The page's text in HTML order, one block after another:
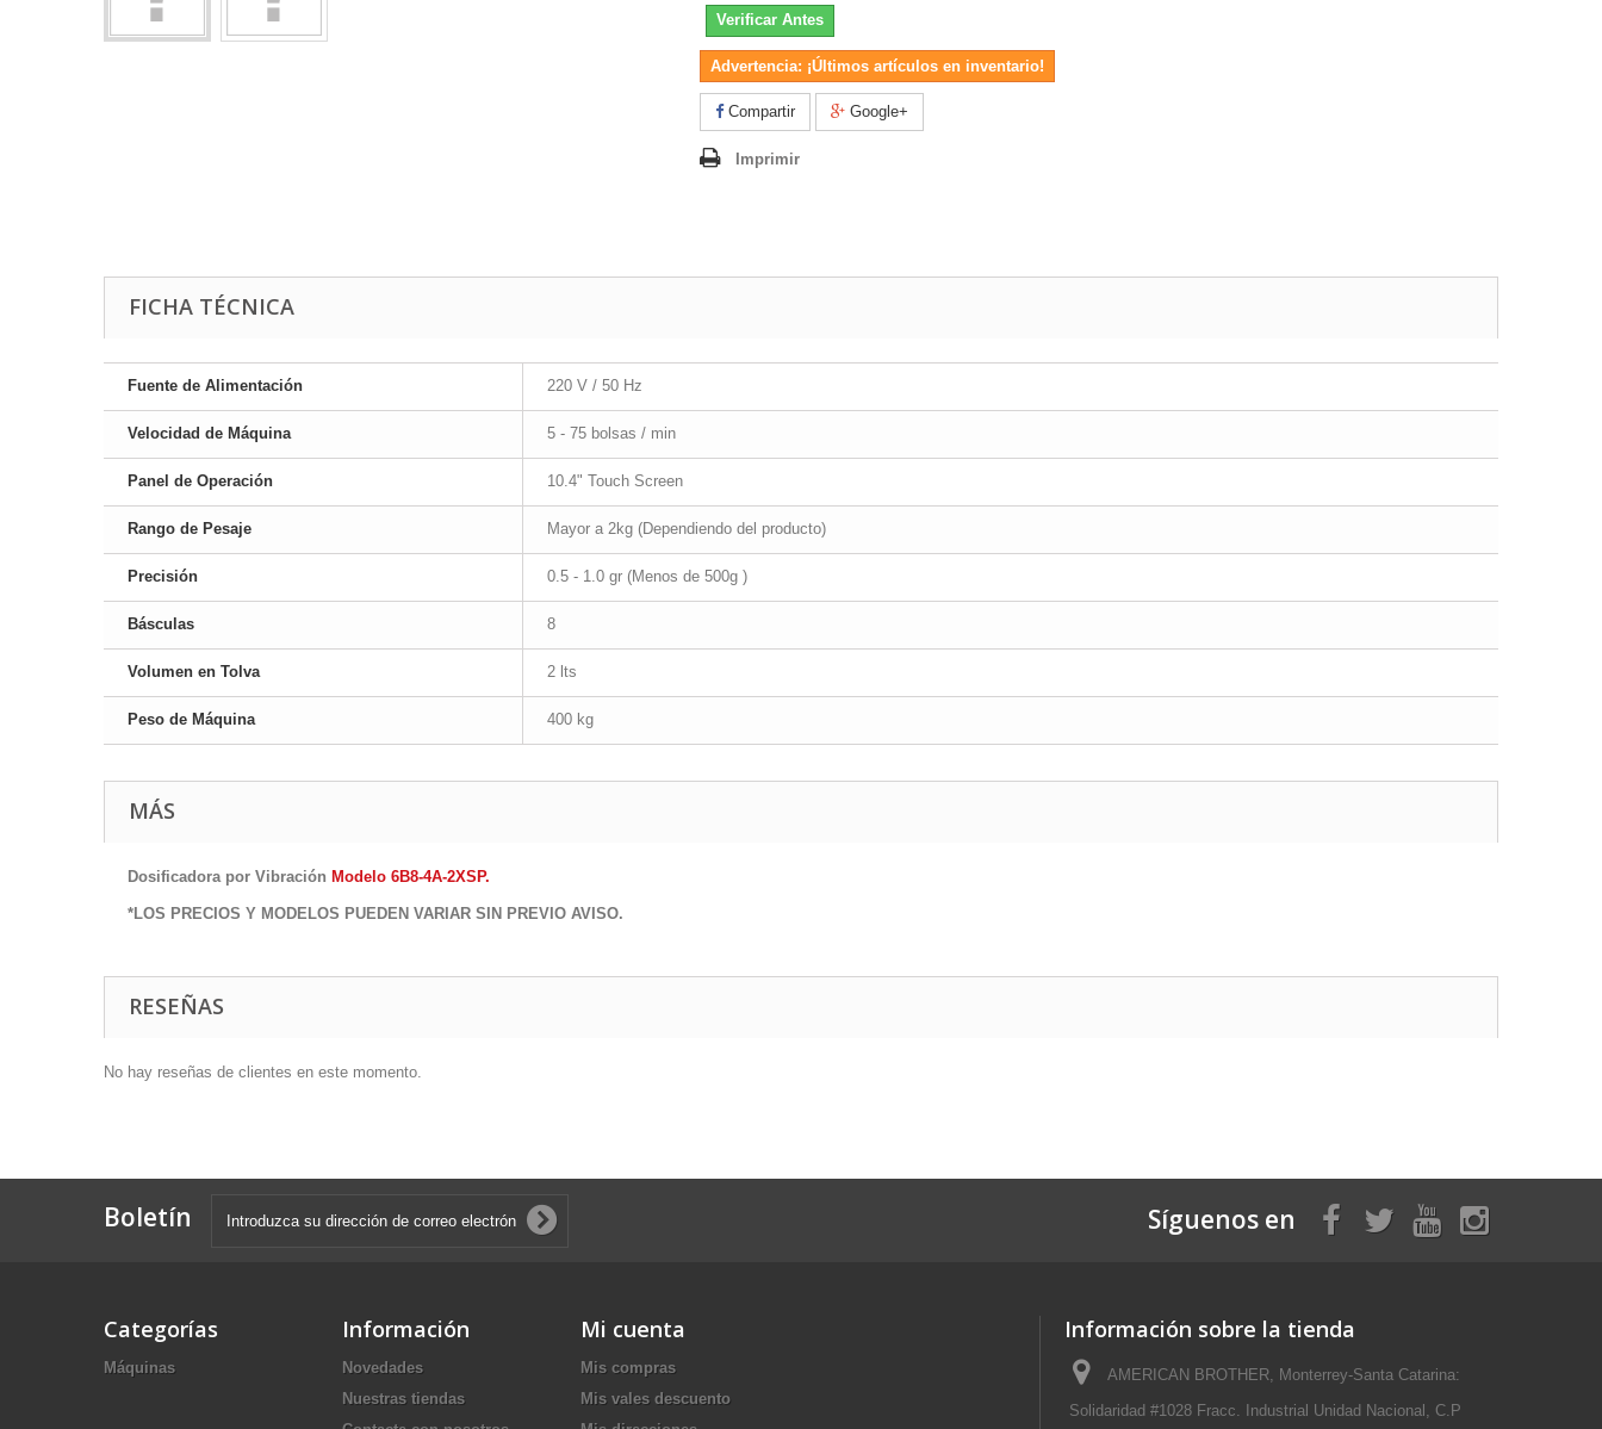
Verificar Antes
Advertencia: ¡Últimos artículos en inventario!
Compartir Google+
Imprimir
FICHA TÉCNICA
Fuente de Alimentación 220 V / 50 Hz
Velocidad de Máquina 5 - 75 bolsas / min
Panel de Operación 10.4" Touch Screen
Rango de Pesaje Mayor a 2kg (Dependiendo del producto)
Precisión 0.5 - 1.0 gr (Menos de 500g )
Básculas 8
Volumen en Tolva 2 lts
Peso de Máquina 400 kg
MÁS
Dosificadora por Vibración Modelo 6B8-4A-2XSP.
*LOS PRECIOS Y MODELOS PUEDEN VARIAR SIN PREVIO AVISO.
RESEÑAS
No hay reseñas de clientes en este momento.
Boletín Síguenos en
Categorías
Máquinas
Información
Novedades
Nuestras tiendas
Mi cuenta
Mis compras
Mis vales descuento
Información sobre la tienda
AMERICAN BROTHER, Monterrey-Santa Catarina:
Solidaridad #1028 Fracc. Industrial Unidad Nacional, C.P